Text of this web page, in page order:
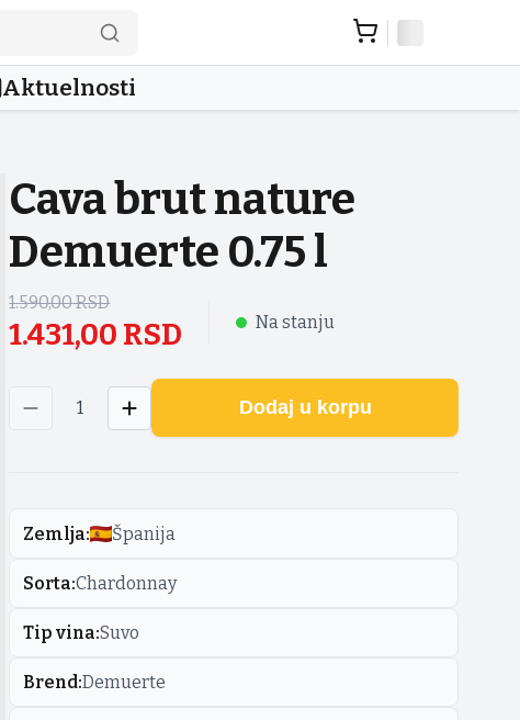
Aktuelnosti
Cava brut nature
Demuerte 0.75 l
1.590,00RSD
1.431,00 RSD Na stanju
1 Dodaj u korpu
Zemlja: Španija
Sorta:Chardonnay
Tip vina:Suvo
Brend:Demuerte